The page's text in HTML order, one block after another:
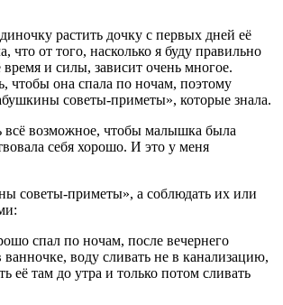
растить дочку с первых дней её
что от того, насколько я буду правильно
время и силы, зависит очень многое.
чтобы она спала по ночам, поэтому
советы-приметы», которые знала.
всё возможное, чтобы малышка была
себя хорошо. И это у меня
советы-приметы», а соблюдать их или
спал по ночам, после вечернего
воду сливать не в канализацию,
её там до утра и только потом сливать